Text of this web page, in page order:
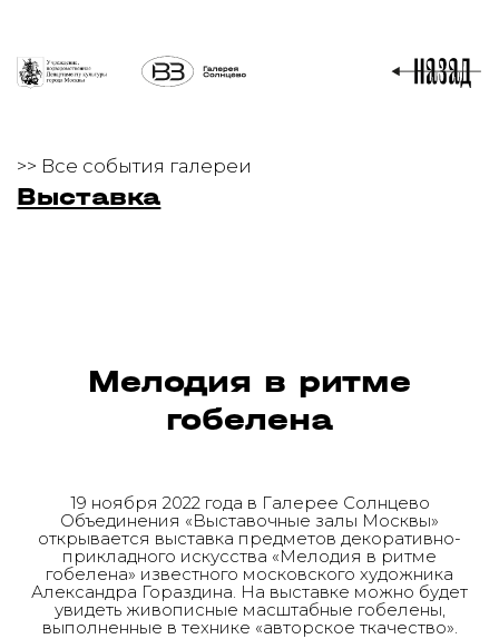
Мелодия в ритме
гобелена
19 ноября 2022 года в Галерее Солнцево
Объединения «Выставочные залы Москвы»
открывается выставка предметов декоративно-
прикладного искусства «Мелодия в ритме
гобелена» известного московского художника
Александра Гораздина. На выставке можно будет
увидеть живописные масштабные гобелены,
выполненные в технике «авторское ткачество».